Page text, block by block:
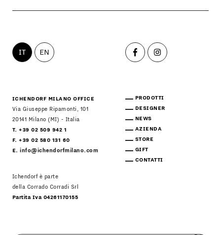
IT EN
ICHENDORF MILANO OFFICE
Via Giuseppe Ripamonti, 101
20141 Milano (MI) - Italia
T. +39 02 509 942 1
F. +39 02 580 131 60
E.info@ichendorfmilano.com
Ichendorf è parte
della Corrado Corradi Srl
Partita Iva 04261170155
PRODOTTI
DESIGNER
NEWS
AZIENDA
STORE
GIFT
CONTATTI